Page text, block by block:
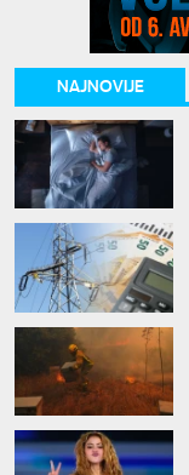
NAJNOVIJE